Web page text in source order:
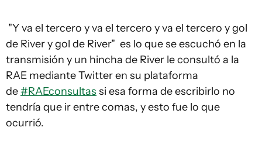
"Y va el tercero y va el tercero y va el tercero y gol
de River y gol de River" es lo que se escuchó en la
transmisión y un hincha de River le consultó a la
RAE mediante Twitter en su plataforma
de#RAEconsultas si esa forma de escribirlo no
tendría que ir entre comas, y esto fue lo que
ocurrió.